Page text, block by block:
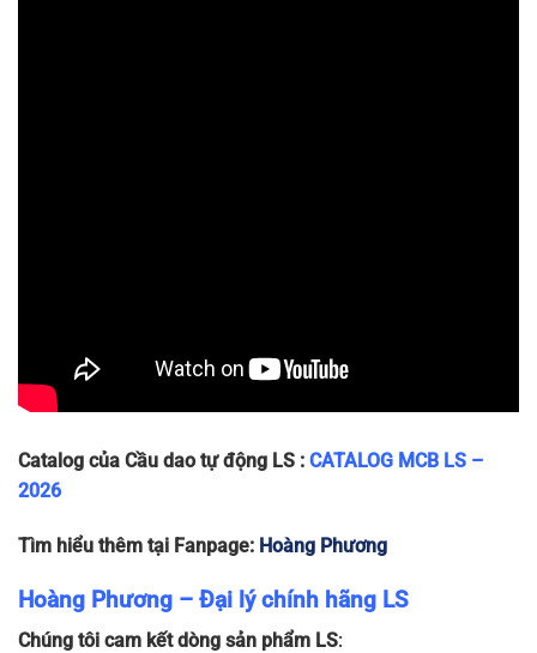
Catalog của Cầu dao tự động LS : CATALOG MCB LS –
2026
Tìm hiểu thêm tại Fanpage: Hoàng Phương
Hoàng Phương – Đại lý chính hãng LS
Chúng tôi cam kết dòng sản phẩm LS: